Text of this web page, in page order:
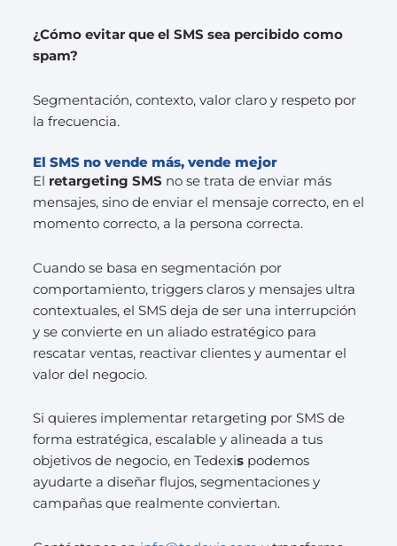
¿Cómo evitar que el SMS sea percibido como
spam?
Segmentación, contexto, valor claro y respeto por
la frecuencia.
El SMS no vende más, vende mejor
El retargeting SMS no se trata de enviar más
mensajes, sino de enviar el mensaje correcto, en el
momento correcto, a la persona correcta.
Cuando se basa en segmentación por
comportamiento, triggers claros y mensajes ultra
contextuales, el SMS deja de ser una interrupción
y se convierte en un aliado estratégico para
rescatar ventas, reactivar clientes y aumentar el
valor del negocio.
Si quieres implementar retargeting por SMS de
forma estratégica, escalable y alineada a tus
objetivos de negocio, en Tedexispodemos
ayudarte a diseñar flujos, segmentaciones y
campañas que realmente conviertan.